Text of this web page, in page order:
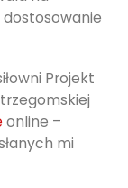
dostosowanie
Projekt
online –
mi